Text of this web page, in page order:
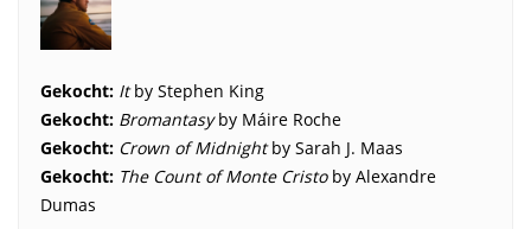
Gekocht: Itby Stephen King
Gekocht: Bromantasyby Máire Roche
Gekocht: Crown of Midnightby Sarah J. Maas
Gekocht: The Count of Monte Cristoby Alexandre
Dumas